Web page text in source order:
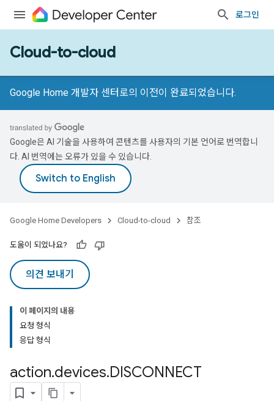
로그인
Cloud-to-cloud
Google Home 개발자 센터로의 이전이 완료되었습니다.
Google은 AI 기술을 사용하여 콘텐츠를 사용자의 기본 언어로 번역합니
다. AI 번역에는 오류가 있을 수 있습니다.
Google Home Developers Cloud-to-cloud 참조
도움이 되었나요?
의견 보내기
이 페이지의 내용
요청 형식
응답 형식
action.devices.DISCONNECT